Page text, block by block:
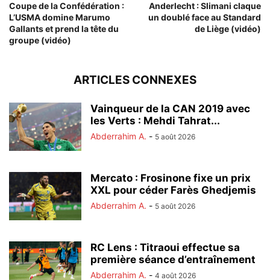
Coupe de la Confédération :
L’USMA domine Marumo
Gallants et prend la tête du
groupe (vidéo)
Anderlecht : Slimani claque
un doublé face au Standard
de Liège (vidéo)
ARTICLES CONNEXES
Vainqueur de la CAN 2019 avec
les Verts : Mehdi Tahrat...
Abderrahim A. - 5 août 2026
Mercato : Frosinone fixe un prix
XXL pour céder Farès Ghedjemis
Abderrahim A. - 5 août 2026
RC Lens : Titraoui effectue sa
première séance d’entraînement
Abderrahim A. - 4 août 2026